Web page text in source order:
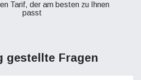
Tarif, der am besten zu Ihnen
passt
gestellte Fragen